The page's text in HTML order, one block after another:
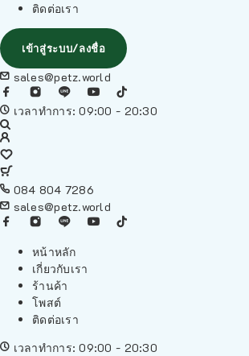
ติดต่อเรา
เข้าสู่ระบบ/ลงชื่อ
sales@petz.world
เวลาทำการ: 09:00 - 20:30
084 804 7286
sales@petz.world
หน้าหลัก
เกี่ยวกับเรา
ร้านค้า
โพสต์
ติดต่อเรา
เวลาทำการ: 09:00 - 20:30